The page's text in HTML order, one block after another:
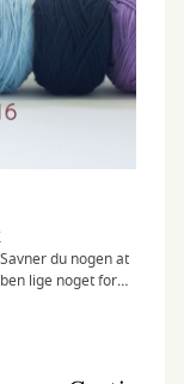
du nogen at
lige noget for